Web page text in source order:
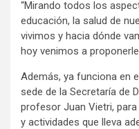
“Mirando todos los
educación, la salud de
vivimos y hacia dónde
hoy venimos a
Además, ya funciona en
sede de la Secretaría de
profesor Juan Vietri,
y actividades que lleva